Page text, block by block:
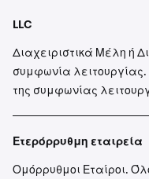
LLC
Διαχειριστικά Μέλη ή
συμφωνία
της συμφωνίας
Ετερόρρυθμη εταιρεία
Ομόρρυθμοι Εταίροι.